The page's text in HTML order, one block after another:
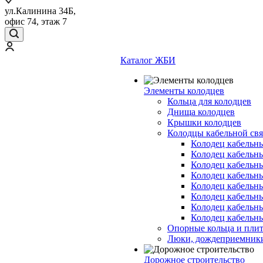
ул.Калинина 34Б,
офис 74, этаж 7
Каталог ЖБИ
Элементы колодцев
Кольца для колодцев
Днища колодцев
Крышки колодцев
Колодцы кабельной
Колодец
Колодец
Колодец
Колодец
Колодец
Колодец
Колодец
Колодец
Опорные кольца и
Люки,
Дорожное строительство